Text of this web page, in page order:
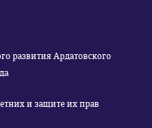
развития Ардатовского
и защите их прав